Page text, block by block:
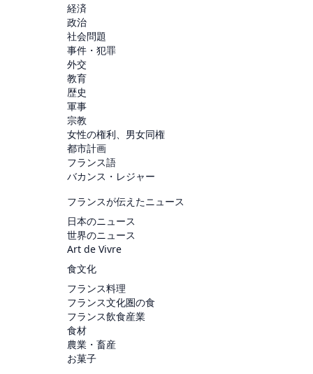
経済
政治
社会問題
事件・犯罪
外交
教育
歴史
軍事
宗教
女性の権利、男女同権
都市計画
フランス語
バカンス・レジャー
フランスが伝えたニュース
日本のニュース
世界のニュース
Art de Vivre
食文化
フランス料理
フランス文化圏の食
フランス飲食産業
食材
農業・畜産
お菓子